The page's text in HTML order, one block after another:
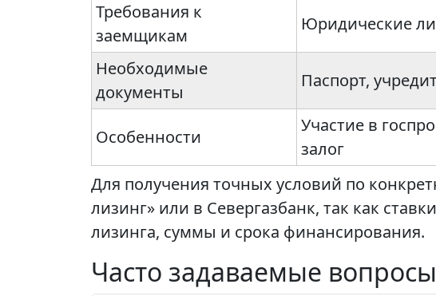
Требования к
заемщикам
Юридические
Необходимые
документы
Паспорт,
Особенности
Участие в
залог
Для получения точных условий по
лизинг» или в Севергазбанк, так как
лизинга, суммы и срока финансирования.
Часто задаваемые